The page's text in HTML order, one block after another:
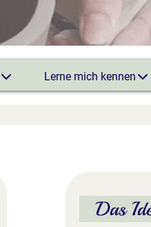
Lerne mich kennen
Das